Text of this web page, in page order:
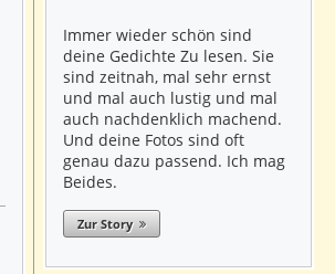
Immer wieder schön sind
deine Gedichte Zu lesen. Sie
sind zeitnah, mal sehr ernst
und mal auch lustig und mal
auch nachdenklich machend.
Und deine Fotos sind oft
genau dazu passend. Ich mag
Beides.
Zur Story